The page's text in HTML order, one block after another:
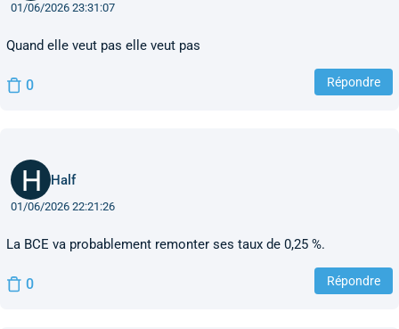
01/06/2026 23:31:07
Quand elle veut pas elle veut pas
0 Répondre
Half
01/06/2026 22:21:26
La BCE va probablement remonter ses taux de 0,25 %.
0 Répondre